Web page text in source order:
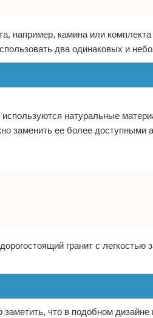
например, камина или
два одинаковых и
натуральные
заменить ее более доступными
гранит с легкостью
что в подобном дизайне